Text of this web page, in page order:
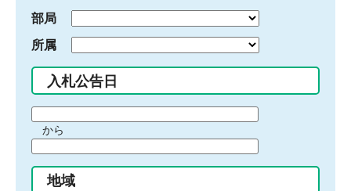
部局
所属
入札公告日
間
始
から
間
地域